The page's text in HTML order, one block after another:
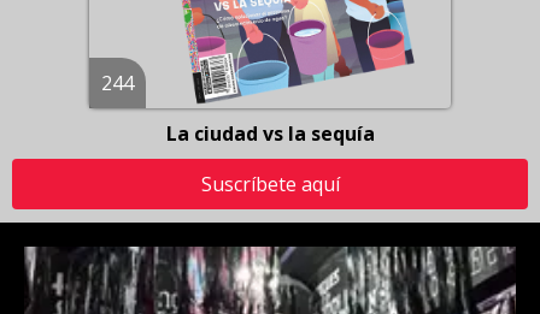
244
La ciudad vs la sequía
Suscríbete aquí